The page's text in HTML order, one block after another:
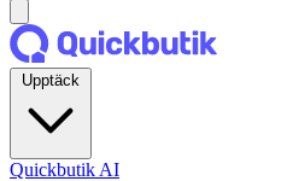
Quickbutik AI